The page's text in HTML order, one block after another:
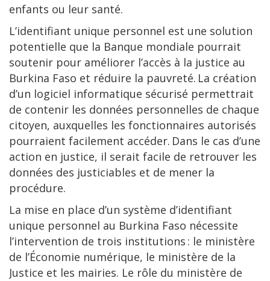
enfants ou leur santé.
L’identifiant unique personnel est une solution
potentielle que la Banque mondiale pourrait
soutenir pour améliorer l’accès à la justice au
Burkina Faso et réduire la pauvreté. La création
d’un logiciel informatique sécurisé permettrait
de contenir les données personnelles de chaque
citoyen, auxquelles les fonctionnaires autorisés
pourraient facilement accéder. Dans le cas d’une
action en justice, il serait facile de retrouver les
données des justiciables et de mener la
procédure.
La mise en place d’un système d’identifiant
unique personnel au Burkina Faso nécessite
l’intervention de trois institutions : le ministère
de l’Économie numérique, le ministère de la
Justice et les mairies. Le rôle du ministère de